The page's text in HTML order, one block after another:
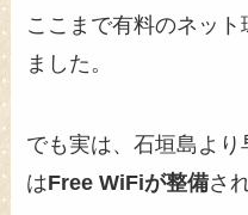
ここまで有料のネッ
ました。
でも実は、石垣島より
はFree WiFiが整備さ